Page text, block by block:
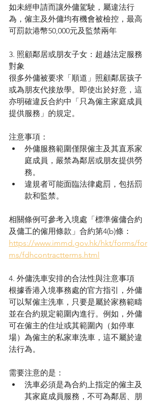
如未經申請而讓外傭駕駛，屬違法行
為，僱主及外傭均有機會被檢控，最高
可罰款港幣50,000元及監禁兩年
3. 照顧鄰居或朋友子女：超越法定服務
對象
很多外傭被要求「順道」照顧鄰居孩子
或為朋友代接放學。即使出於好意，這
亦明確違反合約中「只為僱主家庭成員
提供服務」的規定。
注意事項：
外傭服務範圍僅限僱主及其直系家
庭成員，嚴禁為鄰居或朋友提供勞
務。
違規者可能面臨法律處罰，包括罰
款和監禁。
相關條例可參考入境處「標準僱傭合約
及傭工的僱用條款」合約第4(b)條：
https://www.immd.gov.hk/hkt/forms/for
ms/fdhcontractterms.html
4. 外傭洗車安排的合法性與注意事項
根據香港入境事務處的官方指引，外傭
可以幫僱主洗車，只要是屬於家務範疇
並在合約規定範圍內進行。例如，外傭
可在僱主的住址或其範圍內（如停車
場）為僱主的私家車洗車，這不屬於違
法行為。
需要注意的是：
洗車必須是為合約上指定的僱主及
其家庭成員服務，不可為鄰居、朋